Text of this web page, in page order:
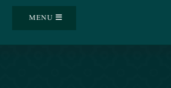
MENU